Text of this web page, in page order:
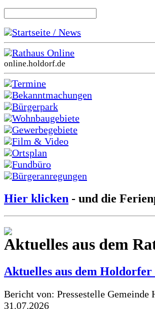
Startseite / News
Rathaus Online
online.holdorf.de
Termine
Bekanntmachungen
Bürgerpark
Wohnbaugebiete
Gewerbegebiete
Film & Video
Ortsplan
Fundbüro
Bürgeranregungen
Hier klicken - und die
Aktuelles aus dem
Aktuelles aus dem
Bericht von: Pressestelle Gemeinde
31.07.2026